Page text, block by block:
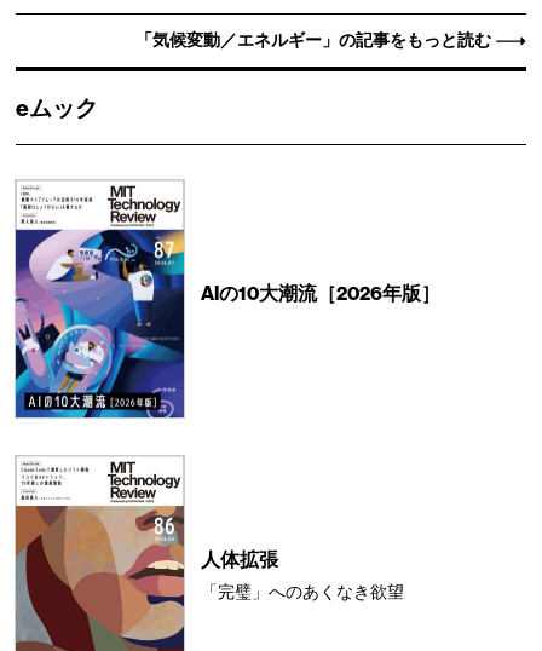
「気候変動／エネルギー」の記事をもっと読む
eムック
AIの10大潮流［2026年版］
人体拡張
「完璧」へのあくなき欲望